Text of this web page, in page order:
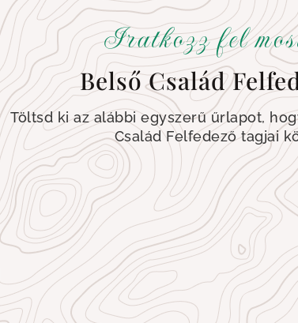
Iratkozz fel
Belső Család
Töltsd ki az alábbi egyszerű űrlapot,
Család Felfedező tagjai